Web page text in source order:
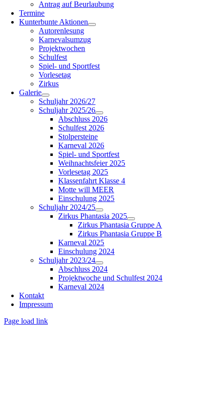
Antrag auf Beurlaubung
Termine
Kunterbunte Aktionen
Autorenlesung
Karnevalsumzug
Projektwochen
Schulfest
Spiel- und Sportfest
Vorlesetag
Zirkus
Galerie
Schuljahr 2026/27
Schuljahr 2025/26
Abschluss 2026
Schulfest 2026
Stolpersteine
Karneval 2026
Spiel- und Sportfest
Weihnachtsfeier 2025
Vorlesetag 2025
Klassenfahrt Klasse 4
Motte will MEER
Einschulung 2025
Schuljahr 2024/25
Zirkus Phantasia 2025
Zirkus Phantasia Gruppe A
Zirkus Phantasia Gruppe B
Karneval 2025
Einschulung 2024
Schuljahr 2023/24
Abschluss 2024
Projektwoche und Schulfest 2024
Karneval 2024
Kontakt
Impressum
Page load link